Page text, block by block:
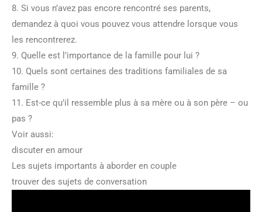
8. Si vous n’avez pas encore rencontré ses parents,
demandez à quoi vous pouvez vous attendre lorsque vous
les rencontrerez.
9. Quelle est l’importance de la famille pour lui ?
10. Quels sont certaines des traditions familiales de sa
famille ?
11. Est-ce qu’il ressemble plus à sa mère ou à son père – ou
pas ?
Voir aussi:
discuter en amour
Les sujets importants à aborder en couple
trouver des sujets de conversation